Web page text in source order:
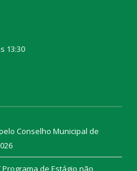
13:30
Conselho Municipal de
Programa de Estágio não